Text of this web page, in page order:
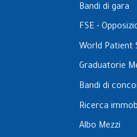
Bandi di gara
FSE -
World Patient
Graduatorie
Bandi di
Ricerca
Albo Mezzi